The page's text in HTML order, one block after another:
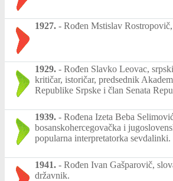
1927. - Rođen Mstislav
1929. - Rođen Slavko Leovac,
kritičar, istoričar, predsednik
Republike Srpske i član Senata
1939. - Rođena Izeta Beba
bosanskohercegovačka i
popularna interpretatorka sevdalinki.
1941. - Rođen Ivan Gašparovič,
državnik.